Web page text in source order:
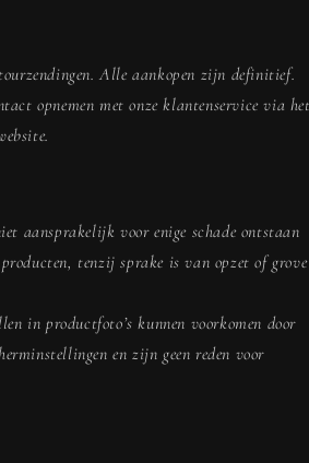
Alle aankopen zijn definitief.
opnemen met onze klantenservice via
aansprakelijk voor enige schade ontstaan
tenzij sprake is van opzet of grove
in productfoto’s kunnen voorkomen door
en zijn geen reden voor